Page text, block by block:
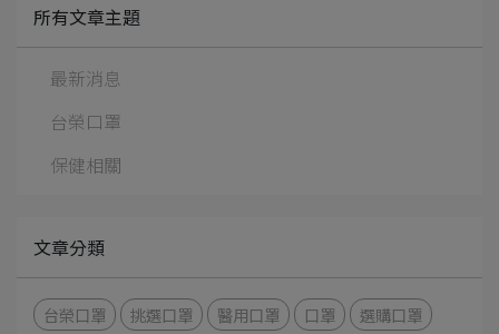
所有文章主題
最新消息
台榮口罩
保健相關
文章分類
台榮口罩 挑選口罩 醫用口罩 口罩
選購口罩